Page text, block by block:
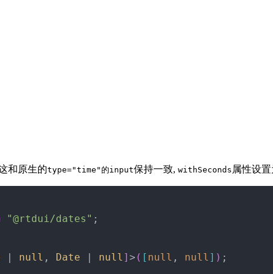
和原生的type="time"的input保持一致, withSeconds 属性设置
"@rtdui/dates" ;
| null , Date | null ] > ( [ null , null ] ) ;